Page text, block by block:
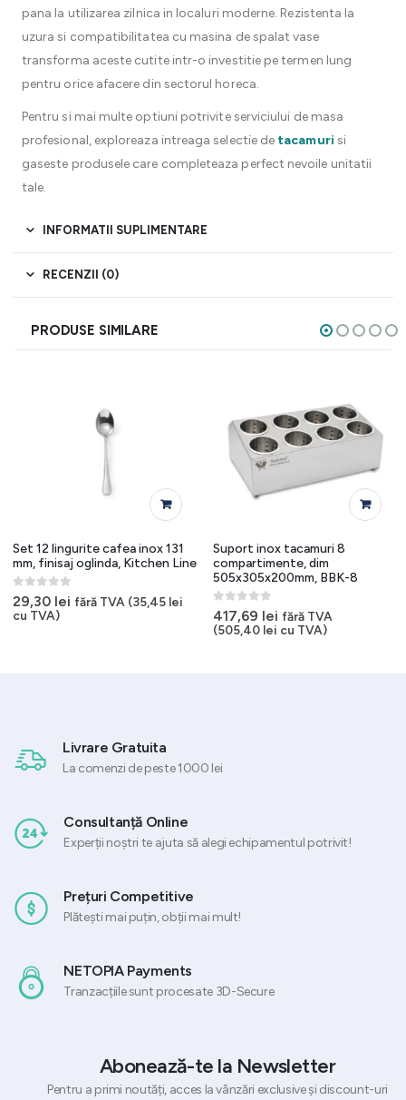
pana la utilizarea zilnica in localuri moderne. Rezistenta la
uzura si compatibilitatea cu masina de spalat vase
transforma aceste cutite intr-o investitie pe termen lung
pentru orice afacere din sectorul horeca.
Pentru si mai multe optiuni potrivite serviciului de masa
profesional, exploreaza intreaga selectie de tacamuri si
gaseste produsele care completeaza perfect nevoile unitatii
tale.
INFORMATII SUPLIMENTARE
RECENZII (0)
PRODUSE SIMILARE
Set 12 lingurite cafea inox 131
mm, finisaj oglinda, Kitchen Line
0out of 5
29,30 lei fără TVA (35,45 lei
cu TVA)
Suport inox tacamuri 8
compartimente, dim
505x305x200mm, BBK-8
0out of 5
417,69 lei fără TVA
(505,40 lei cu TVA)
Livrare Gratuita
La comenzi de peste 1000 lei
Consultanță Online
Experții noștri te ajuta să alegi echipamentul potrivit!
Prețuri Competitive
Plătești mai puțin, obții mai mult!
NETOPIA Payments
Tranzacțiile sunt procesate 3D-Secure
Abonează-te la Newsletter
Pentru a primi noutăți, acces la vânzări exclusive și discount-uri